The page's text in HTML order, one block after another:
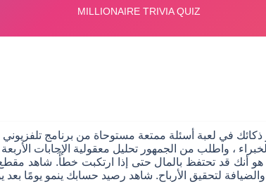
ذكائك في لعبة أسئلة ممتعة مستوحاة من برنامج
هو أنك قد تحتفظ بالمال حتى إذا ارتكبت خطأً. شاهد